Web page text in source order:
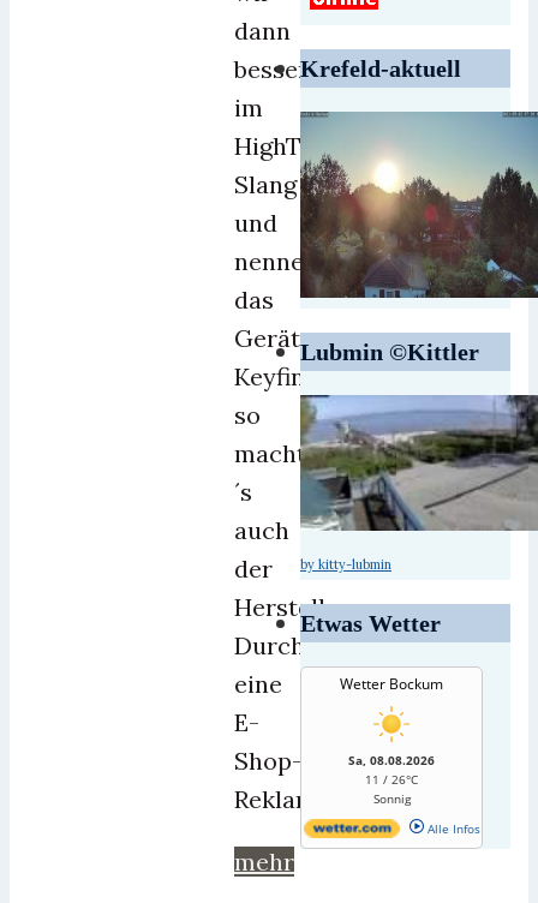
dann
besser
im
HighTech-
Slang
und
nennen
das
Gerät
Keyfinder,
so
macht
´s
auch
der
Hersteller.
Durch
eine
E-
Shop-
Reklamemail
mehr
Krefeld-aktuell
Lubmin ©Kittler
by kitty-lubmin
Etwas Wetter
Wetter Bockum
Sa, 08.08.2026
11 / 26°C
Sonnig
Alle Infos